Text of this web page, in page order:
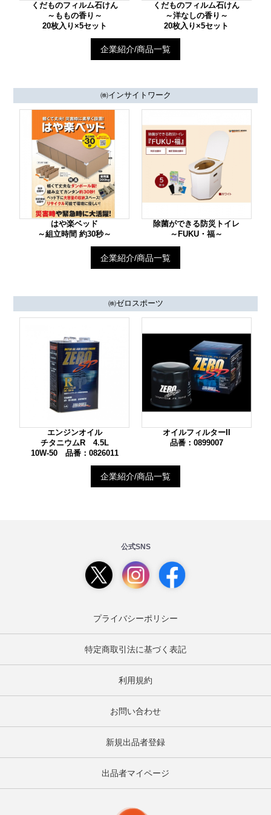
くだものフィルム石けん
～ももの香り～
20枚入り×5セット
くだものフィルム石けん
～洋なしの香り～
20枚入り×5セット
企業紹介/商品一覧
㈱インサイトワーク
はや楽ベッド
～組立時間 約30秒～
除菌ができる防災トイレ
～FUKU・福～
企業紹介/商品一覧
㈱ゼロスポーツ
エンジンオイル
チタニウムR 4.5L
10W-50 品番：0826011
オイルフィルターII
品番：0899007
企業紹介/商品一覧
公式SNS
プライバシーポリシー
特定商取引法に基づく表記
利用規約
お問い合わせ
新規出品者登録
出品者マイページ